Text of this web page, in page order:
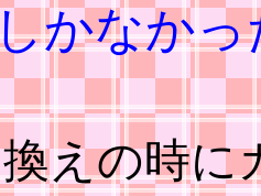
かなか
えの時に